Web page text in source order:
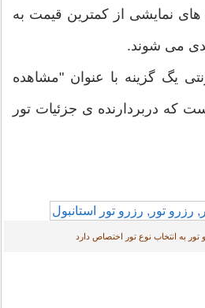
های نمایشی از کمترین قیمت به
می شوند.
یگ گزینه با عنوان "مشاهده
که دربردارنده ی جزئیات تور
تور به انتخاب نوع تور اختصاص دارد